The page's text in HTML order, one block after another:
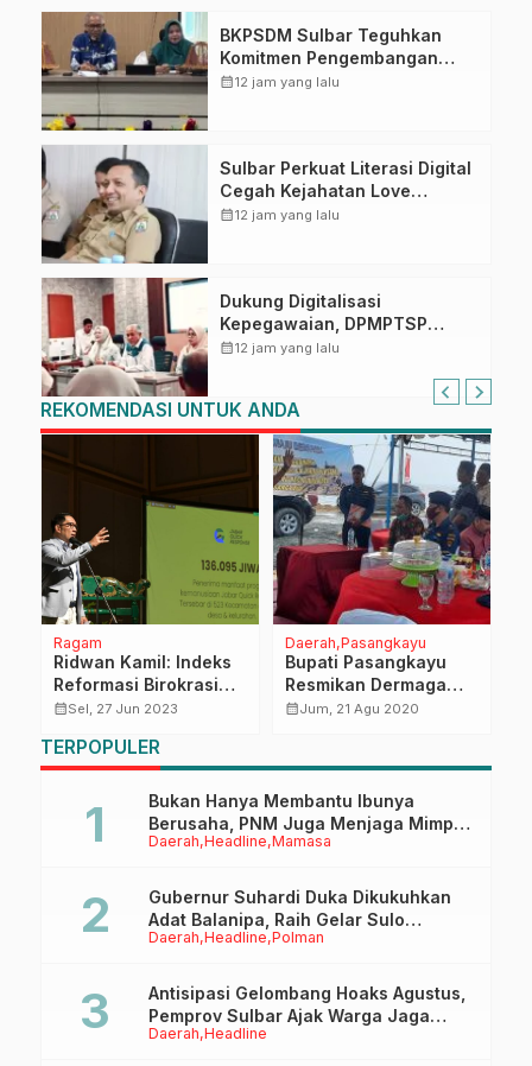
BKPSDM Sulbar Teguhkan
Komitmen Pengembangan
Kompetensi ASN melalui
calendar_month12 jam yang lalu
Sulbar Perkuat Literasi Digital
Cegah Kejahatan Love
Scamming
calendar_month12 jam yang lalu
Dukung Digitalisasi
Kepegawaian, DPMPTSP
Sulbar Siap Terapkan Aplikasi
calendar_month12 jam yang lalu
REKOMENDASI UNTUK ANDA
Ragam
Ridwan Kamil: Indeks
Reformasi Birokrasi
Jawa Barat Naik Kelas
calendar_monthSel, 27 Jun 2023
Daerah Pasangkayu
Bupati Pasangkayu
Resmikan Dermaga
Tersus di Lariang
calendar_monthJum, 21 Agu 2020
TERPOPULER
Daerah Headline Mamasa
Bukan Hanya Membantu Ibunya
Berusaha, PNM Juga Menjaga Mimpi
Anaknya Untuk Menggapai Cita-Cita
Daerah Headline Polman
Gubernur Suhardi Duka Dikukuhkan
Adat Balanipa, Raih Gelar Sulo
Tappidena
Daerah Headline
Antisipasi Gelombang Hoaks Agustus,
Pemprov Sulbar Ajak Warga Jaga
Ruang Digital